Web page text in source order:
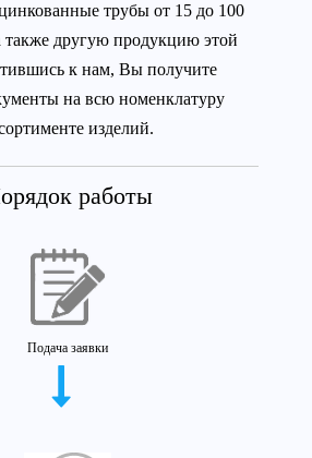
трубы от 15 до 100
также другую продукцию этой
к нам, Вы получите
на всю номенклатуру
изделий.
работы
Подача заявки